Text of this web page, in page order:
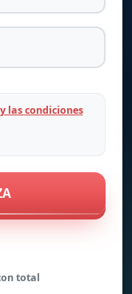
las condiciones
total